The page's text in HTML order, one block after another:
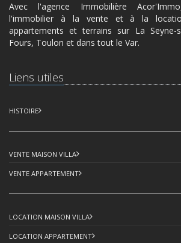
Avec l'agence Immobilière
l'immobilier à la vente et à la
appartements et terrains sur La Seyne-
Fours, Toulon et dans tout le Var.
Liens utiles
HISTOIRE
VENTE MAISON VILLA
VENTE APPARTEMENT
LOCATION MAISON VILLA
LOCATION APPARTEMENT